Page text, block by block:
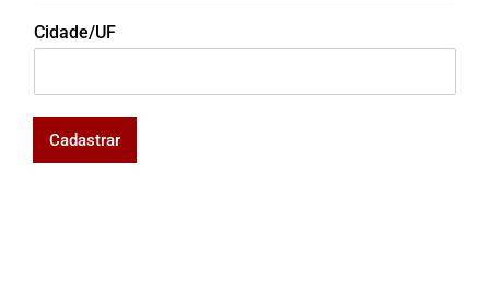
Cidade/UF
Cadastrar